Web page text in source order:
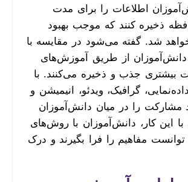
اطلاعات را برای مدت
ذخیره کنند که موجب بهبود
شد. گفته می‌شود در مقایسه با
دانش‌آموزان از طریق آموزش‌های
بیشتری جذب و ذخیره می‌کنند. با
گرافیک، ویدئو، انیمیشن و
مشارکت را در میان دانش‌آموزان
با این کار، دانش‌آموزان با روش‌های
توانست مفاهیم را فرا بگیرند و درک